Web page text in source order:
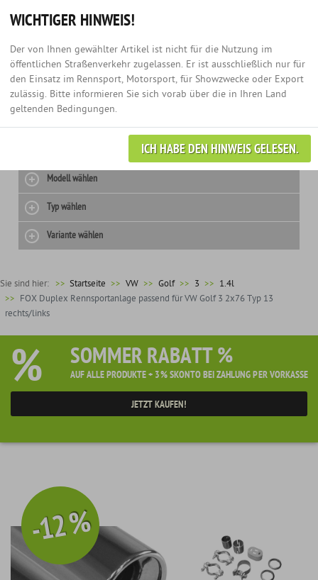
Hotline: +49 (0) 3435 - 979 60 67
Modell wählen
Typ wählen
Variante wählen
Sie sind hier: >> Startseite VW Golf 3
1.4l
FOX Duplex Rennsportanlage passend für VW Golf 3 2x76 Typ 13
rechts/links
% SOMMER RABATT %
AUF ALLE PRODUKTE + 3% SKONTO BEI ZAHLUNG PER VORKASSE
JETZT KAUFEN!
-12 %
WICHTIGER HINWEIS!
Der von Ihnen gewählter Artikel ist nicht für die Nutzung im
öffentlichen Straßenverkehr zugelassen. Er ist ausschließlich nur für
den Einsatz im Rennsport, Motorsport, für Showzwecke oder Export
zulässig. Bitte informieren Sie sich vorab über die in Ihren Land
geltenden Bedingungen.
ICH HABE DEN HINWEIS GELESEN.